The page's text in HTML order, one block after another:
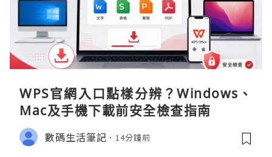
WPS官網入口點樣分辨？Windows、
Mac及手機下載前安全檢查指南
數碼生活筆記 14分鐘前